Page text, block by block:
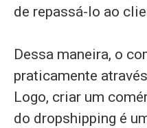
de repassá-lo ao
Dessa maneira, o
praticamente
Logo, criar um
do dropshipping é